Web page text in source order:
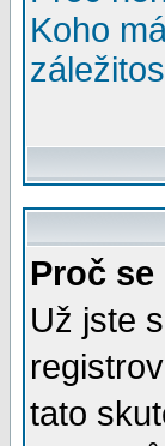
Koho
Proč
Už jste
tato